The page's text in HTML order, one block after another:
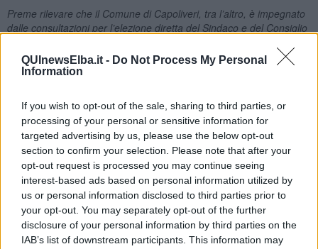
QUInewsElba.it - Do Not Process My Personal
Information
If you wish to opt-out of the sale, sharing to third parties, or
processing of your personal or sensitive information for
targeted advertising by us, please use the below opt-out
section to confirm your selection. Please note that after your
opt-out request is processed you may continue seeing
interest-based ads based on personal information utilized by
us or personal information disclosed to third parties prior to
your opt-out. You may separately opt-out of the further
disclosure of your personal information by third parties on the
IAB’s list of downstream participants. This information may
Preme rilevare che il Comune di Capoliveri, tra l’altro, è impegnato
dalle consultazioni per l’elezione diretta del Sindaco e del Consiglio
ballottaggio.
Dopo attenta lettura dell’Accordo, di cui all’oggetto, si evince che
idriche autonome, la Regione Toscana ha proposto il seguente
cronoprogramma per risolvere le criticità idriche dell’Isola d’Elba,
ove esistenti:
Realizzazione del Primo Impianto Dissalatore all’Elba
Manutenzione condotta sottomarina esistente
Realizzazione di ulteriori impianti di dissalazione all’Elba
oppure sostituzione della condotta sottomarina
Il Comune di Capoliveri continua, invece, ad opporsi alla
realizzazione del dissalatore, opposizione questa, concretamente